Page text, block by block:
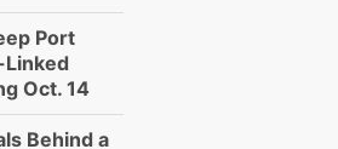
Port
Linked
Oct. 14
Behind a